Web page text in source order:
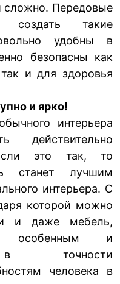
сложно. Передовые
создать такие
удобны в
безопасны как
и для здоровья
и ярко!
интерьера
действительно
это так, то
станет лучшим
интерьера. С
которой можно
и даже мебель,
особенным и
в точности
человека в